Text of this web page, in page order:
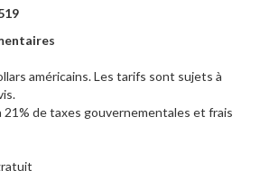
américains. Les tarifs sont sujets à
21% de taxes gouvernementales et frais